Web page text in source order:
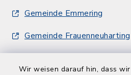
Wir weisen darauf hin, dass
Gemeinde Emmering
Gemeinde Frauenneuharting